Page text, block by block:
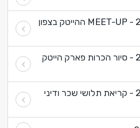
מועדון קריירה 2025 - MEET-UP ההייטק בצפון
מועדון קריירה 2025 - סיור הכרות פארק הייטק
מועדון קריירה 2025 - קריאת תלושי שכר ודיני